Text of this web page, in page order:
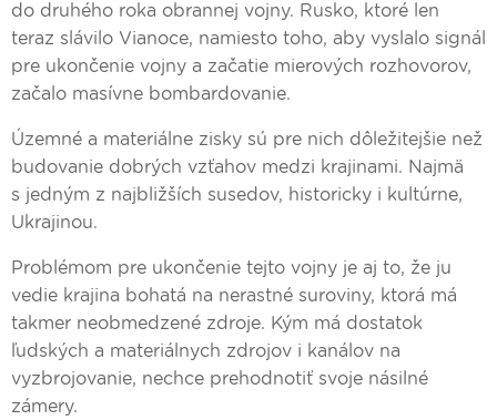
do druhého roka obrannej vojny. Rusko, ktoré len
teraz slávilo Vianoce, namiesto toho, aby vyslalo signál
pre ukončenie vojny a začatie mierových rozhovorov,
začalo masívne bombardovanie.
Územné a materiálne zisky sú pre nich dôležitejšie než
budovanie dobrých vzťahov medzi krajinami. Najmä
s jedným z najbližších susedov, historicky i kultúrne,
Ukrajinou.
Problémom pre ukončenie tejto vojny je aj to, že ju
vedie krajina bohatá na nerastné suroviny, ktorá má
takmer neobmedzené zdroje. Kým má dostatok
ľudských a materiálnych zdrojov i kanálov na
vyzbrojovanie, nechce prehodnotiť svoje násilné
zámery.